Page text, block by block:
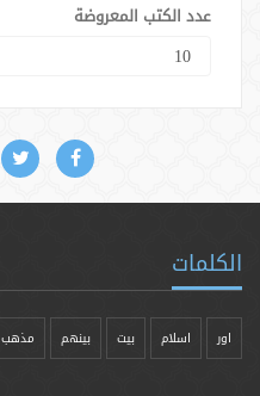
عدد الكتب المعروضة
الكلمات
اور اسلام بیت بينهم مذهب